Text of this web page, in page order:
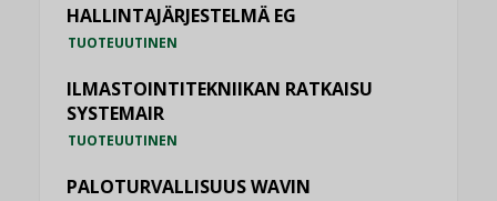
HALLINTAJÄRJESTELMÄ EG
TUOTEUUTINEN
ILMASTOINTITEKNIIKAN RATKAISU
SYSTEMAIR
TUOTEUUTINEN
PALOTURVALLISUUS WAVIN